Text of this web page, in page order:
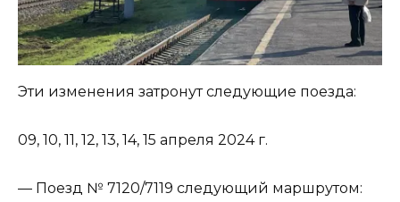
Эти изменения затронут следующие поезда:
09, 10, 11, 12, 13, 14, 15 апреля 2024 г.
— Поезд № 7120/7119 следующий маршрутом: